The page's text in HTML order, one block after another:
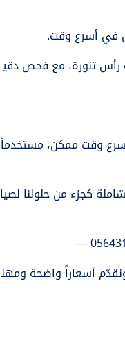
في أسرع وقت.
رأس تنورة، مع فحص دقي
وقت ممكن، مستخدماً
كجزء من حلولنا لصيا
أسعاراً واضحة ومهن